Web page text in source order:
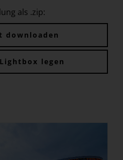
als .zip:
downloaden
legen